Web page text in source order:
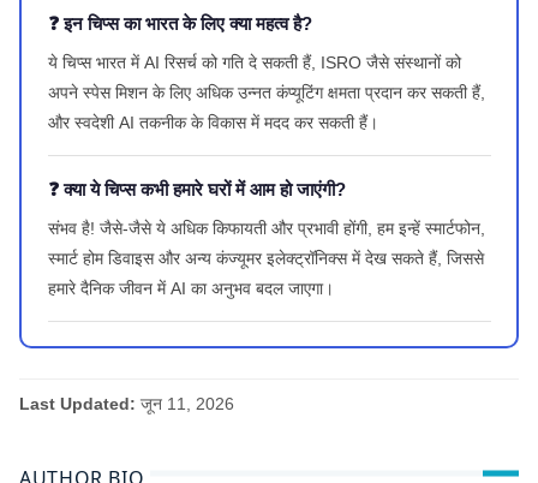
❓ इन चिप्स का भारत के लिए क्या महत्व है?
ये चिप्स भारत में AI रिसर्च को गति दे सकती हैं, ISRO जैसे संस्थानों को
अपने स्पेस मिशन के लिए अधिक उन्नत कंप्यूटिंग क्षमता प्रदान कर सकती हैं,
और स्वदेशी AI तकनीक के विकास में मदद कर सकती हैं।
❓ क्या ये चिप्स कभी हमारे घरों में आम हो जाएंगी?
संभव है! जैसे-जैसे ये अधिक किफायती और प्रभावी होंगी, हम इन्हें स्मार्टफोन,
स्मार्ट होम डिवाइस और अन्य कंज्यूमर इलेक्ट्रॉनिक्स में देख सकते हैं, जिससे
हमारे दैनिक जीवन में AI का अनुभव बदल जाएगा।
Last Updated: जून 11, 2026